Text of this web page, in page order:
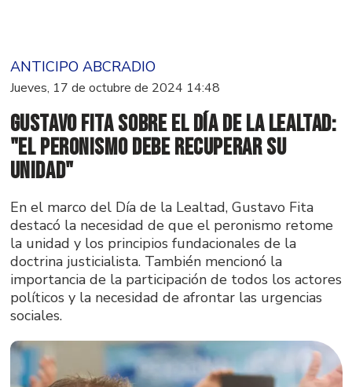
ANTICIPO ABCRADIO
Jueves, 17 de octubre de 2024 14:48
Gustavo Fita sobre el Día de la Lealtad:
"El peronismo debe recuperar su
unidad"
En el marco del Día de la Lealtad, Gustavo Fita
destacó la necesidad de que el peronismo retome
la unidad y los principios fundacionales de la
doctrina justicialista. También mencionó la
importancia de la participación de todos los actores
políticos y la necesidad de afrontar las urgencias
sociales.